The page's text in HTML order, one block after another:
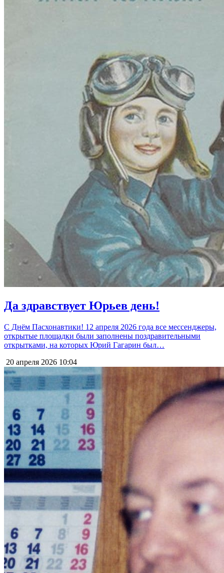
Да здравствует Юрьев день!
С Днём Пасхонавтики! 12 апреля 2026 года все мессенджеры,
открытые площадки были заполнены поздравительными
открытками, на которых Юрий Гагарин был…
20 апреля 2026 10:04